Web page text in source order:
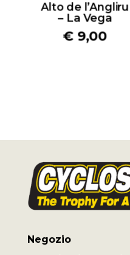
Alto de l’Angliru
– La Vega
€ 9,00
Negozio